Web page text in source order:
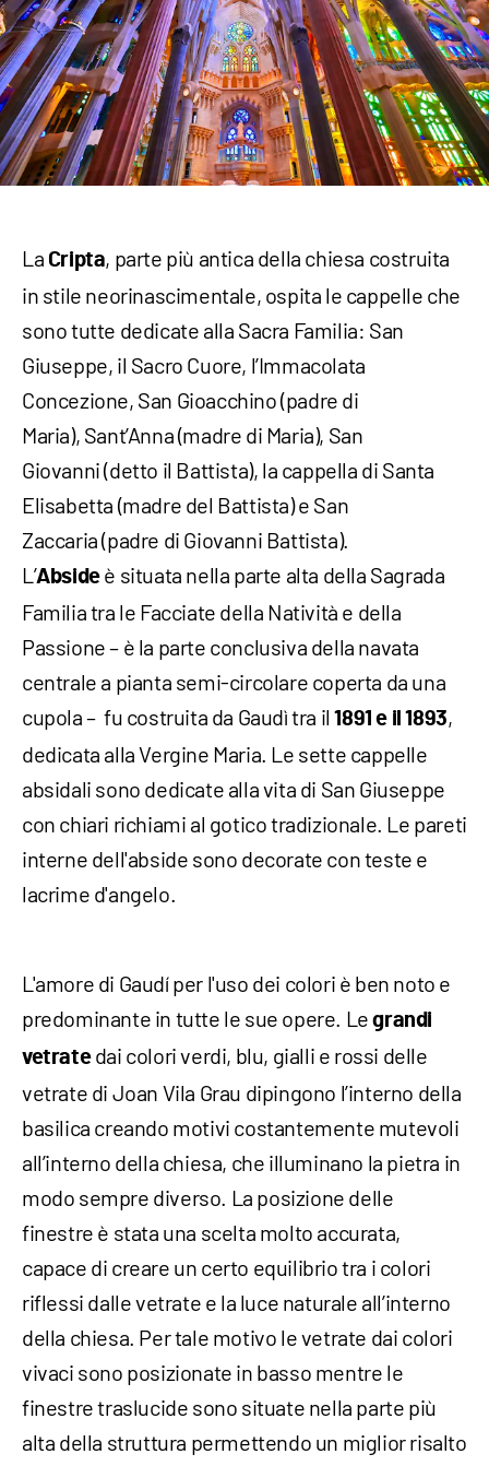
La Cripta, parte più antica della chiesa costruita
in stile neorinascimentale, ospita le cappelle che
sono tutte dedicate alla Sacra Familia: San
Giuseppe, il Sacro Cuore, l’Immacolata
Concezione, San Gioacchino (padre di
Maria), Sant’Anna (madre di Maria), San
Giovanni (detto il Battista), la cappella di Santa
Elisabetta (madre del Battista) e San
Zaccaria (padre di Giovanni Battista).
L’Absideè situata nella parte alta della Sagrada
Familia tra le Facciate della Natività e della
Passione – è la parte conclusiva della navata
centrale a pianta semi-circolare coperta da una
cupola – fu costruita da Gaudì tra il1891 e il 1893,
dedicata alla Vergine Maria. Le sette cappelle
absidali sono dedicate alla vita di San Giuseppe
con chiari richiami al gotico tradizionale. Le pareti
interne dell'abside sono decorate con teste e
lacrime d'angelo.
L'amore di Gaudí per l'uso dei colori è ben noto e
predominante in tutte le sue opere. Legrandi
vetratedai colori verdi, blu, gialli e rossi delle
vetrate di Joan Vila Grau dipingono l’interno della
basilica creando motivi costantemente mutevoli
all’interno della chiesa, che illuminano la pietra in
modo sempre diverso. La posizione delle
finestre è stata una scelta molto accurata,
capace di creare un certo equilibrio tra i colori
riflessi dalle vetrate e la luce naturale all’interno
della chiesa. Per tale motivo le vetrate dai colori
vivaci sono posizionate in basso mentre le
finestre traslucide sono situate nella parte più
alta della struttura permettendo un miglior risalto